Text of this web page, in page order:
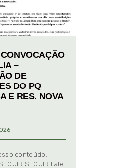
–
DE
DO PQ
E RES. NOVA
conteúdo:
SEGUIR Fale